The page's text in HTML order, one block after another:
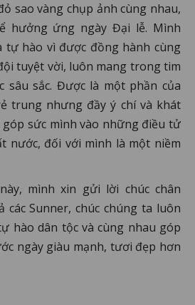
sao vàng chụp ảnh cùng nhau,
hưởng ứng ngày Đại lễ. Mình
tự hào vì được đồng hành cùng
tuyệt vời, luôn mang trong tim
sâu sắc. Được là một phần của
trung nhưng đầy ý chí và khát
sức mình vào những điều tử
nước, đối với mình là một niềm
mình xin gửi lời chúc chân
Sunner, chúc chúng ta luôn
hào dân tộc và cùng nhau góp
ngày giàu mạnh, tươi đẹp hơn